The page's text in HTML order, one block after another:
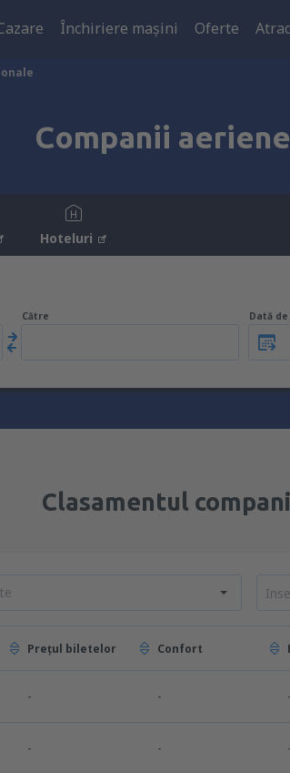
Închiriere mașini Oferte
Companii
Hoteluri
Către Dată
Clasamentul
Prețul biletelor Confort
- - -
- - -